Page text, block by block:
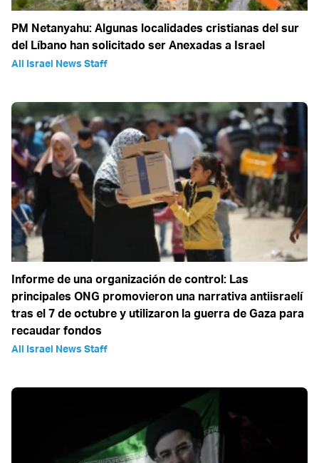
PM Netanyahu: Algunas localidades cristianas del sur
del Líbano han solicitado ser Anexadas a Israel
All Israel News Staff
Informe de una organización de control: Las
principales ONG promovieron una narrativa antiisraelí
tras el 7 de octubre y utilizaron la guerra de Gaza para
recaudar fondos
All Israel News Staff